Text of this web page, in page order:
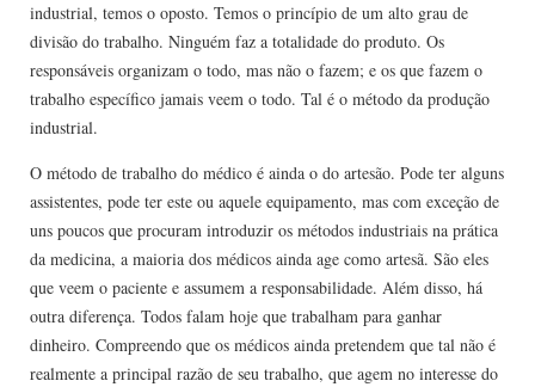
industrial, temos o oposto. Temos o princípio de um alto grau de
divisão do trabalho. Ninguém faz a totalidade do produto. Os
responsáveis organizam o todo, mas não o fazem; e os que fazem o
trabalho específico jamais veem o todo. Tal é o método da produção
industrial.
O método de trabalho do médico é ainda o do artesão. Pode ter alguns
assistentes, pode ter este ou aquele equipamento, mas com exceção de
uns poucos que procuram introduzir os métodos industriais na prática
da medicina, a maioria dos médicos ainda age como artesã. São eles
que veem o paciente e assumem a responsabilidade. Além disso, há
outra diferença. Todos falam hoje que trabalham para ganhar
dinheiro. Compreendo que os médicos ainda pretendem que tal não é
realmente a principal razão de seu trabalho, que agem no interesse do